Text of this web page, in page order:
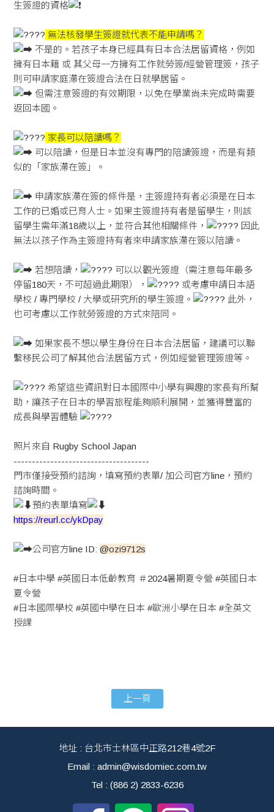
生簽證的資格
無法核發學生簽證就代表不能申請嗎？
不是的。若孩子本身已經具有日本合法居留資格，例如
擁有日本籍 或 其父母一方擁有工作就勞簽/經營管理簽，孩子
則可申請家庭滯在簽證合法在日就學居留。
但需注意簽證的有效期限，以免在學業尚未完成時需要
返回本國。
家長可以陪讀嗎？
可以陪讀，但是日本並沒有專門的陪讀簽證，而是有類
似的「家族滯在簽」。
申請家族滯在簽的條件是，主簽證持有者必須是在日本
工作的已婚或已育人士。如果主簽證持有者是留學生，則該
留學生需年滿18歲以上，並符合其他相關條件，
因此
無法以孩子作為主簽證持有者來申請家族滯在簽以陪讀。
若想陪讀，
可以以觀光簽證（需注意每年最多
停留180天，不可超過此期限），
或考慮申請日本語
學校 / 專門學校 / 大學或研究所的學生簽證。
此外，
也可考慮以工作就勞簽證的方式來陪同。
如果家長不想以學生身份在日本合法居留，建議可以聯
繫移民公司了解其他合法居留方式，例如經營管理簽證等。
希望這些資訊對日本國際中小學有興趣的家長有所幫
助，讓孩子在日本的學習旅程能夠順利展開，並獲得豐富的
成長與學習體驗
照片來自 Rugby School Japan
-------------------------------------
門市僅接受預約諮詢，填寫預約表單/ 加公司官方line，預約
諮詢時間。
預約表單填寫
https://reurl.cc/ykDpay
公司官方line ID:@ozi9712s
#日本中學 #英國日本低齡教育 ＃2024暑期夏令營 #英國日本
夏令營
#日本國際學校 #英國中學在日本 #歐洲小學在日本 #全英文
授課
上一頁
地址 : 台北市士林區中正路212巷4號2F
Email : admin@wisdomiec.com.tw
Tel : (886 2) 2833-6236